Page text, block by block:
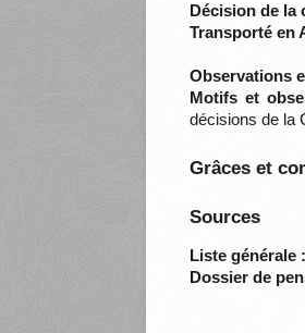
Décision de la
Transporté en
Observations
Motifs et
décisions de la
Grâces et
Sources
Liste générale :
Dossier de